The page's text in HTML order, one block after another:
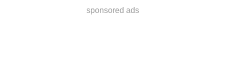
sponsored ads